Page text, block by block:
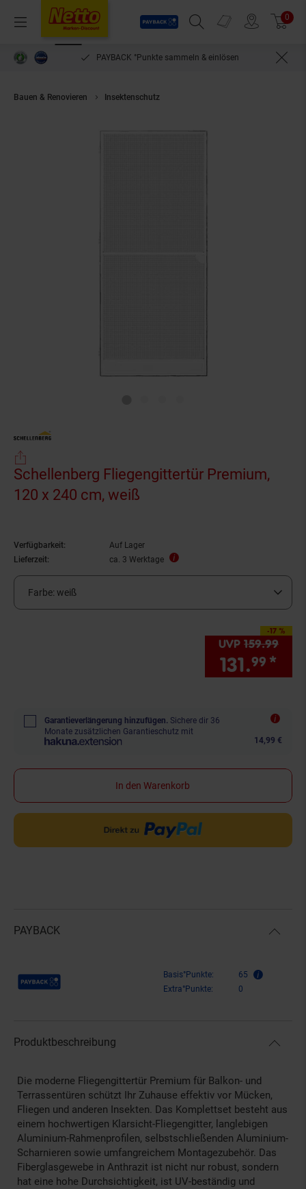
Menü
Payback
Suchfeld einblenden
Prospekte 0
PAYBACK °Punkte sammeln & einlösen
Bauen & Renovieren Insektenschutz
Schellenberg Fliegengittertür Premium,
120 x 240 cm, weiß
Verfügbarkeit:
Auf Lager
Lieferzeit:
ca. 3 Werktage
Farbe: weiß
-17 %
Sie Sparen 17
UVP 159.99UVP
131.99 *
Garantieverlängerung hinzufügen. Sichere dir 36
Monate zusätzlichen Garantieschutz mit
14,99 €
In den Warenkorb
PAYBACK
Payback Punkte Basis°Punkte:
65
Extra°Punkte:
0
Produktbeschreibung
Die moderne Fliegengittertür Premium für Balkon- und
Terrassentüren schützt Ihr Zuhause effektiv vor Mücken,
Fliegen und anderen Insekten. Das Komplettset besteht aus
einem hochwertigen Klarsicht-Fliegengitter, langlebigen
Aluminium-Rahmenprofilen, selbstschließenden Aluminium-
Scharnieren sowie umfangreichem Montagezubehör. Das
Fiberglasgewebe in Anthrazit ist nicht nur robust, sondern
hat eine hohe Durchsichtigkeit, ist UV-beständig und